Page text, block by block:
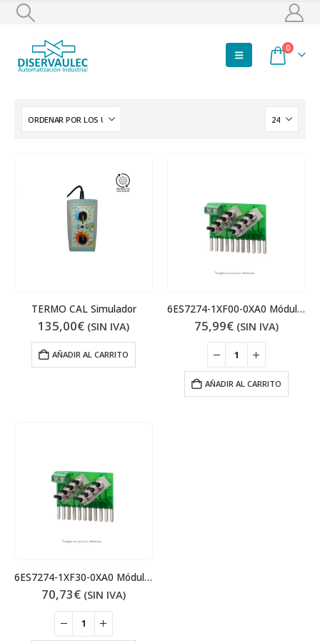
0
TERMO CAL Simulador
135,00€ (SIN IVA)
AÑADIR AL CARRITO
6ES7274-1XF00-0XA0 Módulo simulador
75,99€ (SIN IVA)
AÑADIR AL CARRITO
6ES7274-1XF30-0XA0 Módulo simulador
70,73€ (SIN IVA)